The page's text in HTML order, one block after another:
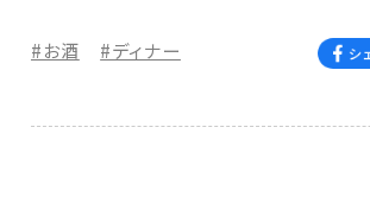
#お酒 #ディナー